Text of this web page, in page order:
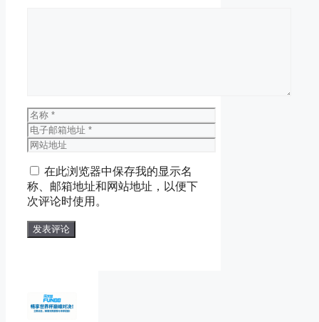
名
称
电
子
箱
地
址
网
地
址
在此浏览器中保存我的显示名
称、邮箱地址和网站地址，以便下
次评论时使用。